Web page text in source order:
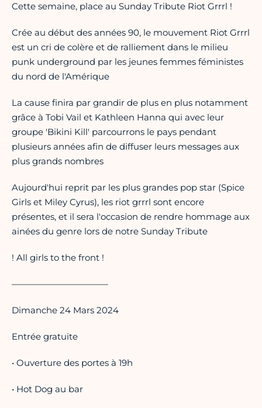
Cette semaine, place au Sunday Tribute Riot Grrrl !
Crée au début des années 90, le mouvement Riot Grrrl
est un cri de colère et de ralliement dans le milieu
punk underground par les jeunes femmes féministes
du nord de l'Amérique
La cause finira par grandir de plus en plus notamment
grâce à Tobi Vail et Kathleen Hanna qui avec leur
groupe 'Bikini Kill' parcourrons le pays pendant
plusieurs années afin de diffuser leurs messages aux
plus grands nombres
Aujourd'hui reprit par les plus grandes pop star (Spice
Girls et Miley Cyrus), les riot grrrl sont encore
présentes, et il sera l'occasion de rendre hommage aux
ainées du genre lors de notre Sunday Tribute
! All girls to the front !
———————————
Dimanche 24 Mars 2024
Entrée gratuite
• Ouverture des portes à 19h
• Hot Dog au bar